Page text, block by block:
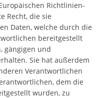
Richtlinien-
Recht, die sie
Daten, welche durch die
bereitgestellt
gängigen und
Sie hat außerdem
Verantwortlichen
dem die
wurden, zu